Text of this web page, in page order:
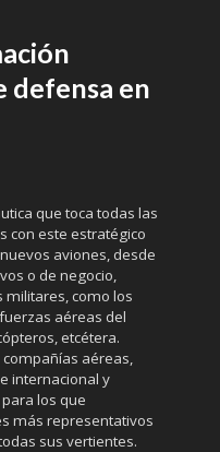
defensa en
que toca todas las
con este estratégico
aviones, desde
o de negocio,
como los
aéreas del
etcétera.
aéreas,
internacional y
los que
más representativos
sus vertientes.